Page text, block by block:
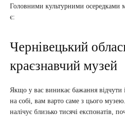
Головними культурними осередками
є:
Чернівецький
краєзнавчий музей
Якщо у вас виникає бажання відчути
на собі, вам варто саме з цього
налічує близько тисячі експонатів,